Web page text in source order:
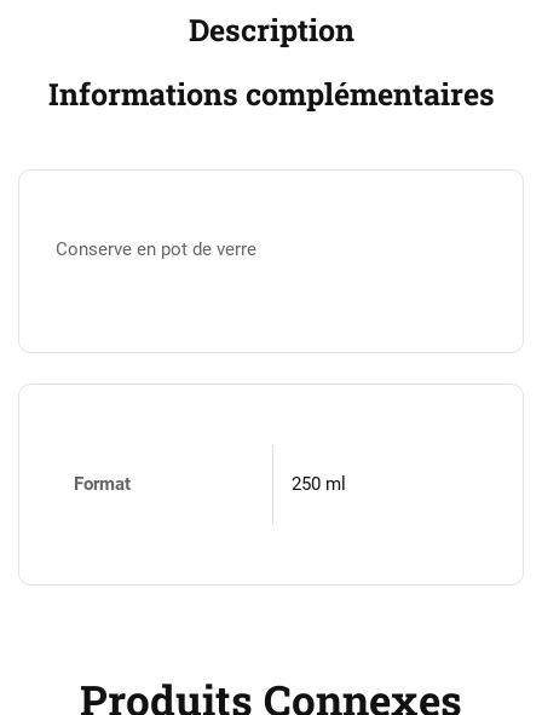
Description
Informations complémentaires
Conserve en pot de verre
Format 250 ml
Produits Connexes